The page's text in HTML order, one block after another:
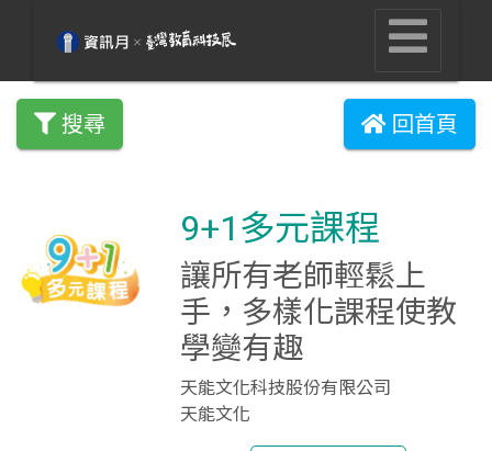
搜尋 回首頁
9+1多元課程
讓所有老師輕鬆上
手，多樣化課程使教
學變有趣
天能文化科技股份有限公司
天能文化